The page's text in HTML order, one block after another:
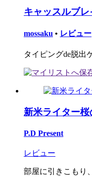
キャッスルブレ
mossaku • レビュー
タイピングde脱出
新米ライター桜
P.D Present
レビュー
部屋に引きこもり